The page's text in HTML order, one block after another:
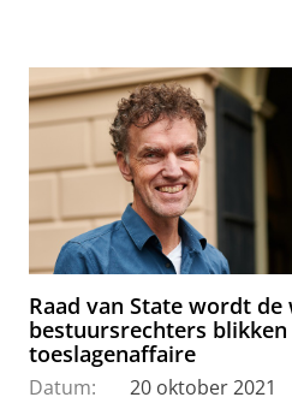
Raad van State wordt de
bestuursrechters
toeslagenaffaire
Datum:
20 oktober 2021